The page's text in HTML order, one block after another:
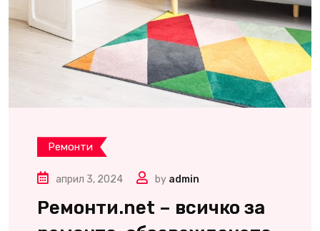
Ремонти
април 3, 2024 by admin
Ремонти.net – всичко за